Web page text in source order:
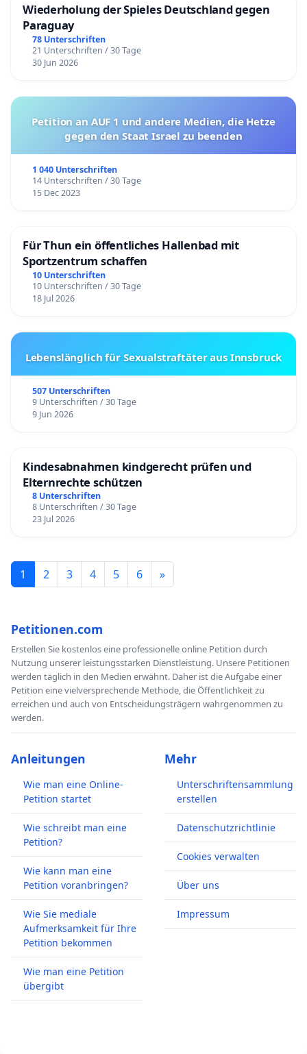
Wiederholung der Spieles Deutschland gegen
Paraguay
78 Unterschriften
21 Unterschriften / 30 Tage
30 Jun 2026
Petition an AUF 1 und andere Medien, die Hetze
gegen den Staat Israel zu beenden
1 040 Unterschriften
14 Unterschriften / 30 Tage
15 Dec 2023
Für Thun ein öffentliches Hallenbad mit
Sportzentrum schaffen
10 Unterschriften
10 Unterschriften / 30 Tage
18 Jul 2026
Lebenslänglich für Sexualstraftäter aus Innsbruck
507 Unterschriften
9 Unterschriften / 30 Tage
9 Jun 2026
Kindesabnahmen kindgerecht prüfen und
Elternrechte schützen
8 Unterschriften
8 Unterschriften / 30 Tage
23 Jul 2026
1 2 3 4 5 6 »
Petitionen.com
Erstellen Sie kostenlos eine professionelle online Petition durch
Nutzung unserer leistungsstarken Dienstleistung. Unsere Petitionen
werden täglich in den Medien erwähnt. Daher ist die Aufgabe einer
Petition eine vielversprechende Methode, die Öffentlichkeit zu
erreichen und auch von Entscheidungsträgern wahrgenommen zu
werden.
Anleitungen
Wie man eine Online-
Petition startet
Wie schreibt man eine
Petition?
Wie kann man eine
Petition voranbringen?
Wie Sie mediale
Aufmerksamkeit für Ihre
Petition bekommen
Wie man eine Petition
übergibt
Mehr
Unterschriftensammlung
erstellen
Datenschutzrichtlinie
Cookies verwalten
Über uns
Impressum